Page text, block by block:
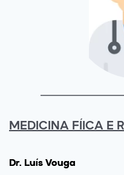
MEDICINA FÍICA E
Dr. Luís Vouga